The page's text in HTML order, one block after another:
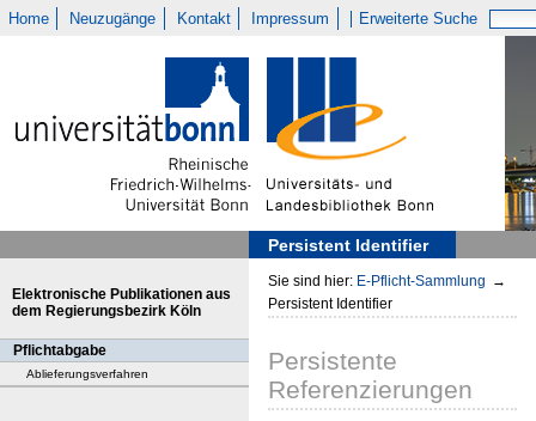
Home Neuzugänge Kontakt Impressum Erweiterte Suche
Persistent Identifier
Elektronische Publikationen aus
dem Regierungsbezirk Köln
Pflichtabgabe
Ablieferungsverfahren
Sie sind hier: E-Pflicht-Sammlung →
Persistent Identifier
Persistente
Referenzierungen